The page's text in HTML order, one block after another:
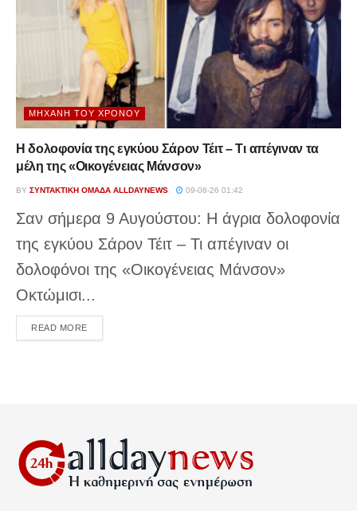
ΜΗΧΑΝΉ ΤΟΥ ΧΡΌΝΟΥ
Η δολοφονία της εγκύου Σάρον Τέιτ – Τι απέγιναν τα
μέλη της «Οικογένειας Μάνσον»
BY ΣΥΝΤΑΚΤΙΚΉ ΟΜΆΔΑ ALLDAYNEWS 09-08-26 01:42
Σαν σήμερα 9 Αυγούστου: Η άγρια δολοφονία
της εγκύου Σάρον Τέιτ – Τι απέγιναν οι
δολοφόνοι της «Οικογένειας Μάνσον»
Οκτώμισι...
READ MOREDETAILS